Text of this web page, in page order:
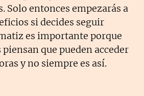
Solo entonces empezarás a
si decides seguir
es importante porque
que pueden acceder
y no siempre es así.